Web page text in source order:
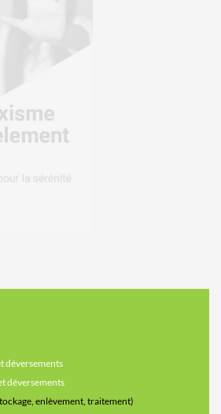
déversements
déversements
enlèvement, traitement)